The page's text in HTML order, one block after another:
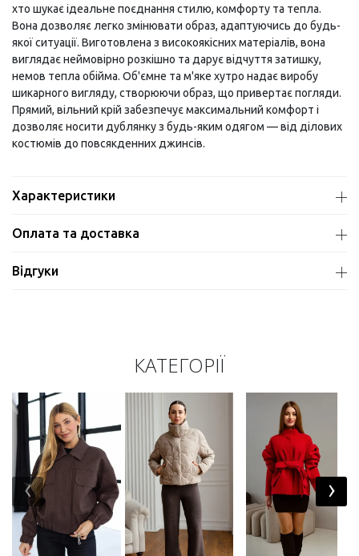
хто шукає ідеальне поєднання стилю, комфорту та тепла.
Вона дозволяє легко змінювати образ, адаптуючись до будь-
якої ситуації. Виготовлена з високоякісних матеріалів, вона
виглядає неймовірно розкішно та дарує відчуття затишку,
немов тепла обійма. Об'ємне та м'яке хутро надає виробу
шикарного вигляду, створюючи образ, що привертає погляди.
Прямий, вільний крій забезпечує максимальний комфорт і
дозволяє носити дублянку з будь-яким одягом — від ділових
костюмів до повсякденних джинсів.
Характеристики
Оплата та доставка
Відгуки
КАТЕГОРІЇ
‹ ›